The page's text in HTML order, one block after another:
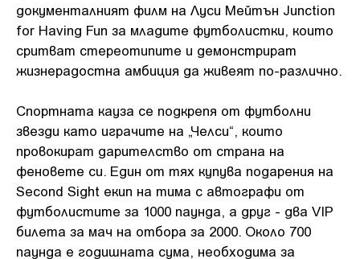
документалният филм на Луси Мейтън Junction
for Having Fun за младите футболистки, които
сритват стереотипите и демонстрират
жизнерадостна амбиция да живеят по-различно.
Спортната кауза се подкрепя от футболни
звезди като играчите на „Челси“, които
провокират дарителство от страна на
феновете си. Един от тях купува подарения на
Second Sight екип на тима с автографи от
футболистите за 1000 паунда, а друг - два VIP
билета за мач на отбора за 2000. Около 700
паунда е годишната сума, необходима за